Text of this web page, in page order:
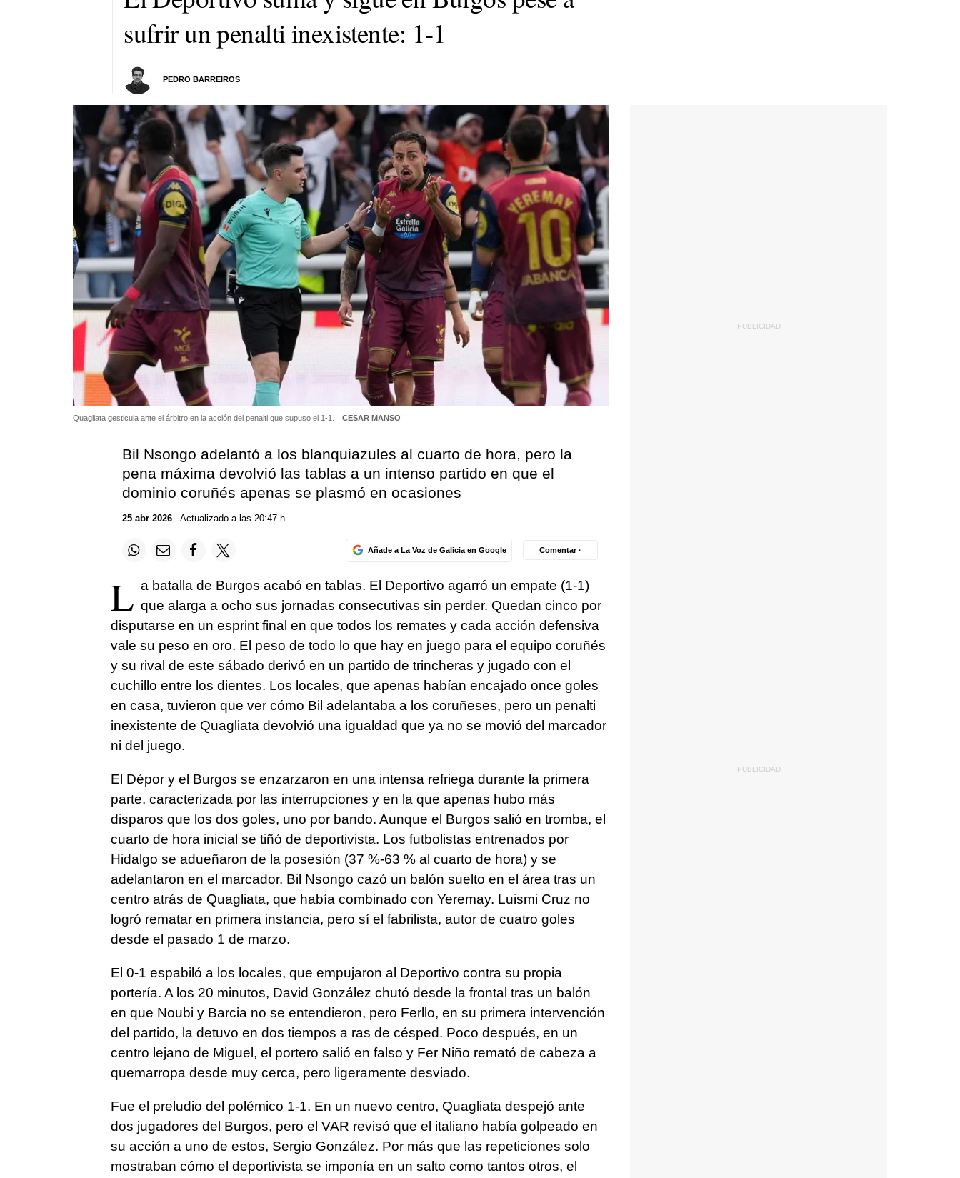
sufrir un penalti inexistente: 1-1
PEDRO BARREIROS
Quagliata gesticula ante el árbitro en la acción del penalti que supuso el 1-1. CESAR MANSO
Bil Nsongo adelantó a los blanquiazules al cuarto de hora, pero la
pena máxima devolvió las tablas a un intenso partido en que el
dominio coruñés apenas se plasmó en ocasiones
25 abr 2026. Actualizado a las 20:47 h.
Añade a La Voz de Galicia en Google Comentar ·
L a batalla de Burgos acabó en tablas. El Deportivo agarró un empate (1-1)
que alarga a ocho sus jornadas consecutivas sin perder. Quedan cinco por
disputarse en un esprint final en que todos los remates y cada acción defensiva
vale su peso en oro. El peso de todo lo que hay en juego para el equipo coruñés
y su rival de este sábado derivó en un partido de trincheras y jugado con el
cuchillo entre los dientes. Los locales, que apenas habían encajado once goles
en casa, tuvieron que ver cómo Bil adelantaba a los coruñeses, pero un penalti
inexistente de Quagliata devolvió una igualdad que ya no se movió del marcador
ni del juego.
El Dépor y el Burgos se enzarzaron en una intensa refriega durante la primera
parte, caracterizada por las interrupciones y en la que apenas hubo más
disparos que los dos goles, uno por bando. Aunque el Burgos salió en tromba, el
cuarto de hora inicial se tiñó de deportivista. Los futbolistas entrenados por
Hidalgo se adueñaron de la posesión (37 %-63 % al cuarto de hora) y se
adelantaron en el marcador. Bil Nsongo cazó un balón suelto en el área tras un
centro atrás de Quagliata, que había combinado con Yeremay. Luismi Cruz no
logró rematar en primera instancia, pero sí el fabrilista, autor de cuatro goles
desde el pasado 1 de marzo.
El 0-1 espabiló a los locales, que empujaron al Deportivo contra su propia
portería. A los 20 minutos, David González chutó desde la frontal tras un balón
en que Noubi y Barcia no se entendieron, pero Ferllo, en su primera intervención
del partido, la detuvo en dos tiempos a ras de césped. Poco después, en un
centro lejano de Miguel, el portero salió en falso y Fer Niño remató de cabeza a
quemarropa desde muy cerca, pero ligeramente desviado.
Fue el preludio del polémico 1-1. En un nuevo centro, Quagliata despejó ante
dos jugadores del Burgos, pero el VAR revisó que el italiano había golpeado en
su acción a uno de estos, Sergio González. Por más que las repeticiones solo
mostraban cómo el deportivista se imponía en un salto como tantos otros, el